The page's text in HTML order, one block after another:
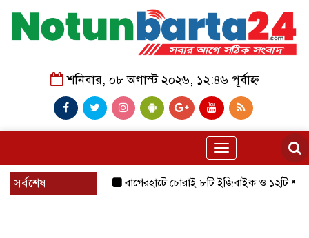
শনিবার, ০৮ অগাস্ট ২০২৬, ১২:৪৬ পূর্বাহ্ন
Toggle
navigation
সর্বশেষ বাগেরহাটে চোরাই ৮টি ইজিবাইক ও ১২টি